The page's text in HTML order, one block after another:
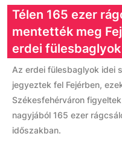
Télen 165 ezer
mentették meg
erdei fülesbaglyok
Az erdei fülesbaglyok idei
jegyeztek fel Fejérben,
Székesfehérváron
nagyjából 165 ezer
időszakban.